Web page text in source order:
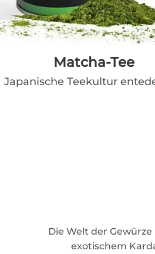
Matcha-Tee
Japanische Teekultur
Die Welt der
exotischem